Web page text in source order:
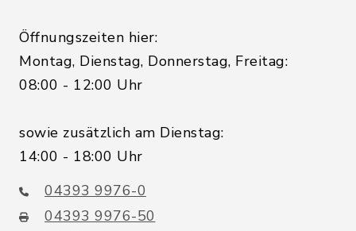
Öffnungszeiten hier:
Montag, Dienstag, Donnerstag, Freitag:
08:00 - 12:00 Uhr
sowie zusätzlich am Dienstag:
14:00 - 18:00 Uhr
04393 9976-0
04393 9976-50